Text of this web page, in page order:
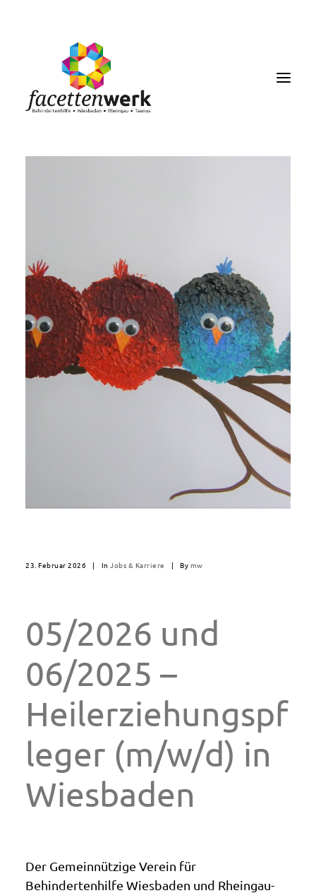
23. Februar 2026 | In Jobs & Karriere | By mw
05/2026 und
06/2025 –
Heilerziehungspf
leger (m/w/d) in
Wiesbaden
Der Gemeinnützige Verein für
Behindertenhilfe Wiesbaden und Rheingau-